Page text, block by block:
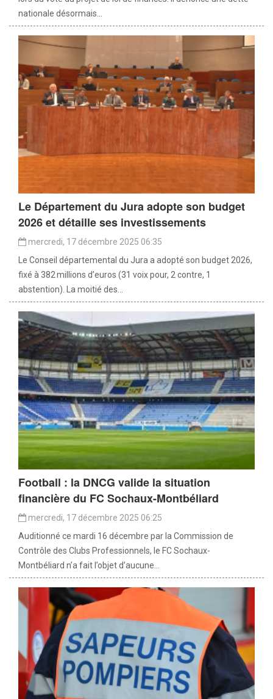
nationale désormais...
Le Département du Jura adopte son budget
2026 et détaille ses investissements
mercredi, 17 décembre 2025 06:35
Le Conseil départemental du Jura a adopté son budget 2026,
fixé à 382 millions d’euros (31 voix pour, 2 contre, 1
abstention). La moitié des...
Football : la DNCG valide la situation
financière du FC Sochaux-Montbéliard
mercredi, 17 décembre 2025 06:25
Auditionné ce mardi 16 décembre par la Commission de
Contrôle des Clubs Professionnels, le FC Sochaux-
Montbéliard n’a fait l’objet d’aucune...